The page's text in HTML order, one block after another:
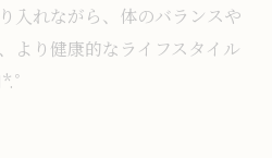
入れながら、体のバランスや
より健康的なライフスタイル
ﾟ